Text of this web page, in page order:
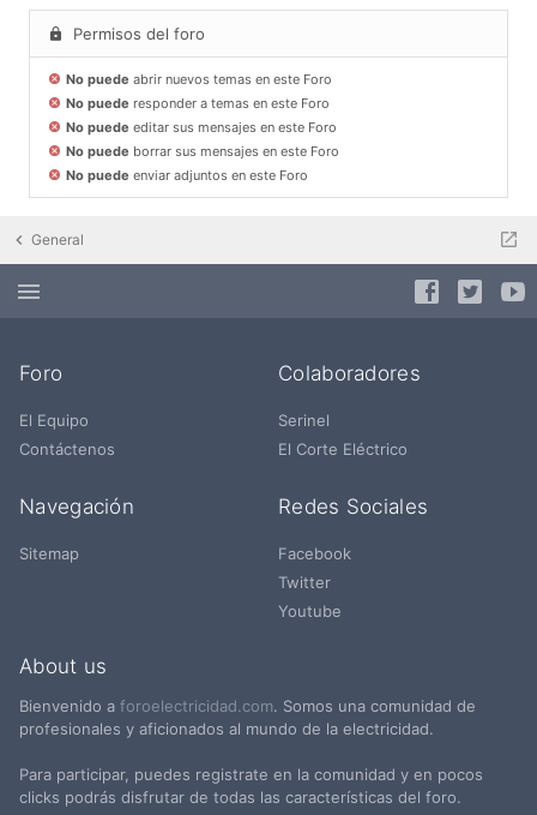
Permisos del foro
No puede abrir nuevos temas en este Foro
No puede responder a temas en este Foro
No puede editar sus mensajes en este Foro
No puede borrar sus mensajes en este Foro
No puede enviar adjuntos en este Foro
General
Foro
El Equipo
Contáctenos
Colaboradores
Serinel
El Corte Eléctrico
Navegación
Sitemap
Redes Sociales
Facebook
Twitter
Youtube
About us
Bienvenido a foroelectricidad.com. Somos una comunidad de
profesionales y aficionados al mundo de la electricidad.
Para participar, puedes registrate en la comunidad y en pocos
clicks podrás disfrutar de todas las características del foro.